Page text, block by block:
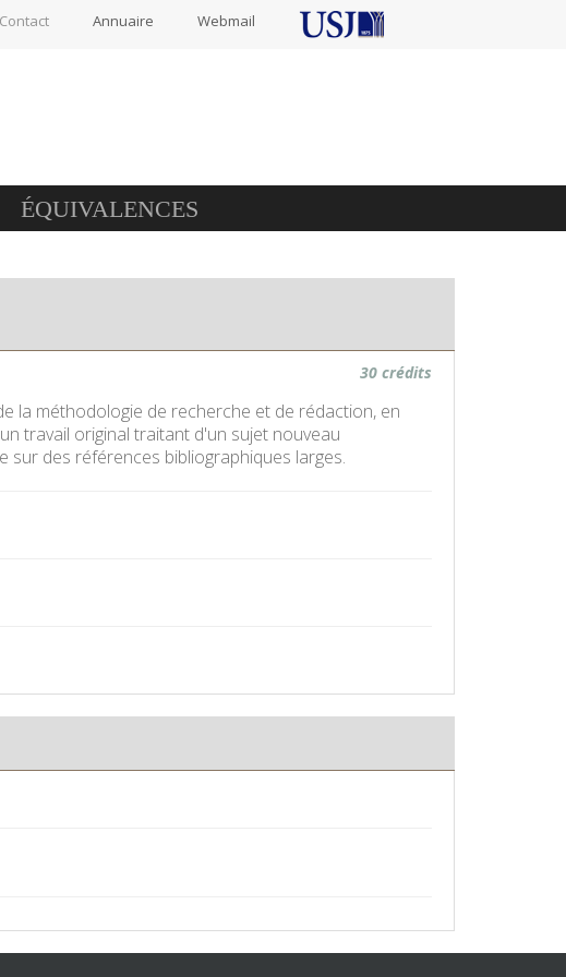
Contact Annuaire Webmail
ÉQUIVALENCES
30 crédits
la méthodologie de recherche et de rédaction, en
travail original traitant d'un sujet nouveau
des références bibliographiques larges.